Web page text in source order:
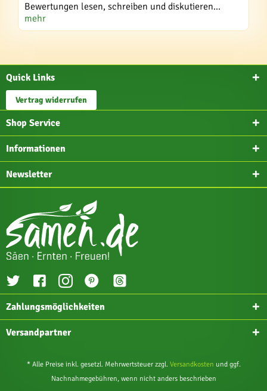
Bewertungen lesen, schreiben und diskutieren...
mehr
Quick Links
Vertrag widerrufen
Shop Service
Informationen
Newsletter
Zahlungsmöglichkeiten
Versandpartner
* Alle Preise inkl. gesetzl. Mehrwertsteuer zzgl. Versandkosten und ggf.
Nachnahmegebühren, wenn nicht anders beschrieben